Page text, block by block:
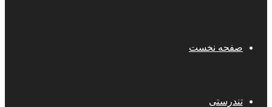
صفحه نخست
تندرستی